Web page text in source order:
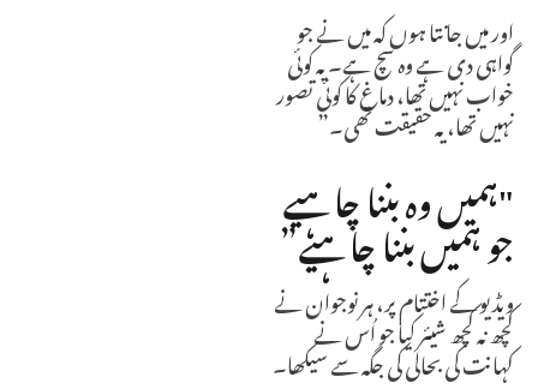
اور میں جانتا ہوں کہ میں نے جو
گواہی دی ہے وہ سچ ہے۔ یہ کوئی
خواب نہیں تھا، دماغ کا کوئی تصور
نہیں تھا، یہ حقیقت تھی۔”
"ہمیں وہ بننا چاہیے
جو ہمیں بننا چاہیے”
ویڈیو کے اختتام پر، ہر نوجوان نے
کچھ نہ کچھ شیئر کیا جو اُس نے
کہانت کی بحالی کی جگہ سے سیکھا۔